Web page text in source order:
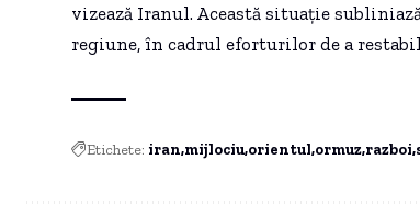
vizează Iranul. Această situație
regiune, în cadrul eforturilor de a
Etichete: iran mijlociuorientul ormuzrazboi